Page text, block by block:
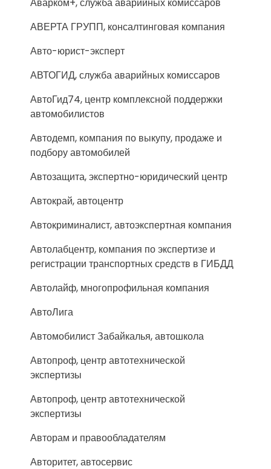
АВЕРТА ГРУПП, консалтинговая компания
Авто-юрист-эксперт
АВТОГИД, служба аварийных комиссаров
АвтоГид74, центр комплексной поддержки
автомобилистов
Автодемп, компания по выкупу, продаже и
подбору автомобилей
Автозащита, экспертно-юридический центр
Автокрай, автоцентр
Автокриминалист, автоэкспертная компания
Автолабцентр, компания по экспертизе и
регистрации транспортных средств в ГИБДД
Автолайф, многопрофильная компания
АвтоЛига
Автомобилист Забайкалья, автошкола
Автопроф, центр автотехнической
экспертизы
Автопроф, центр автотехнической
экспертизы
Авторам и правообладателям
Авторитет, автосервис